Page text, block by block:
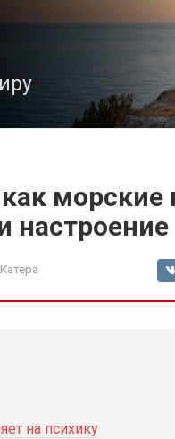
морские
настроение
на психику